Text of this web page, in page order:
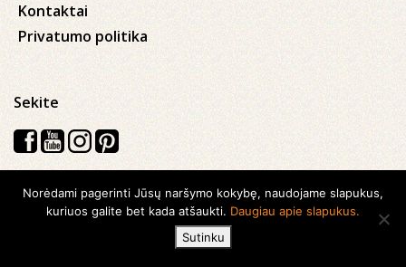
Kontaktai
Privatumo politika
Sekite
Visos teisės saugomos © 2026 Kauno apskrities viešoji Ąžuolyno
biblioteka
Norėdami pagerinti Jūsų naršymo kokybę, naudojame slapukus,
kuriuos galite bet kada atšaukti. Daugiau apie slapukus.
Sutinku